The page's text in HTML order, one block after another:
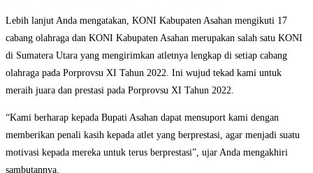
Lebih lanjut Anda mengatakan, KONI Kabupaten Asahan mengikuti 17
cabang olahraga dan KONI Kabupaten Asahan merupakan salah satu KONI
di Sumatera Utara yang mengirimkan atletnya lengkap di setiap cabang
olahraga pada Porprovsu XI Tahun 2022. Ini wujud tekad kami untuk
meraih juara dan prestasi pada Porprovsu XI Tahun 2022.
“Kami berharap kepada Bupati Asahan dapat mensuport kami dengan
memberikan penali kasih kepada atlet yang berprestasi, agar menjadi suatu
motivasi kepada mereka untuk terus berprestasi”, ujar Anda mengakhiri
sambutannya.